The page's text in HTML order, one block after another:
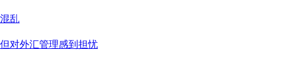
乱
对外汇管理感到担忧